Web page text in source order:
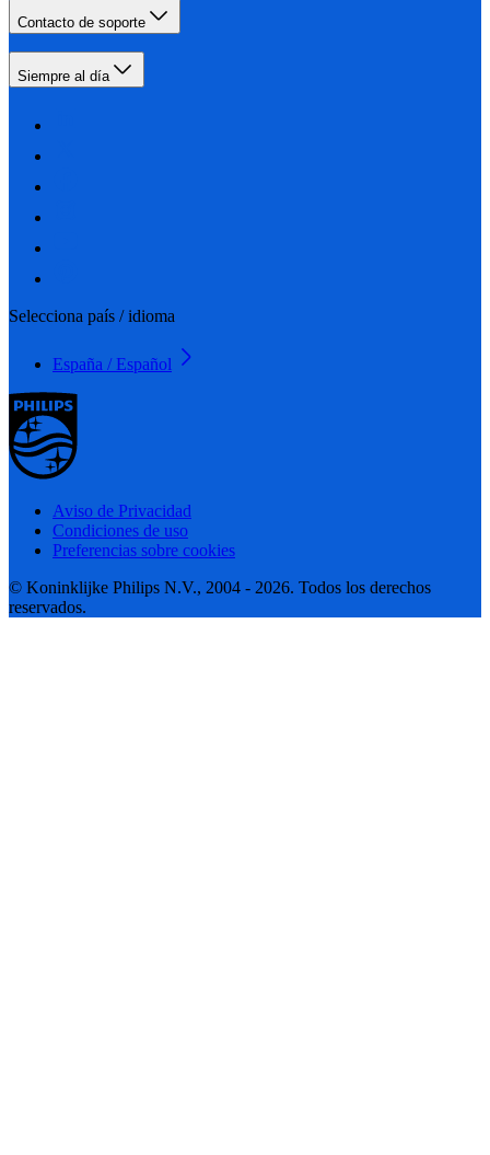
Contacto de soporte
Siempre al día
Selecciona país / idioma
España / Español
Aviso de Privacidad
Condiciones de uso
Preferencias sobre cookies
© Koninklijke Philips N.V., 2004 - 2026. Todos los derechos
reservados.